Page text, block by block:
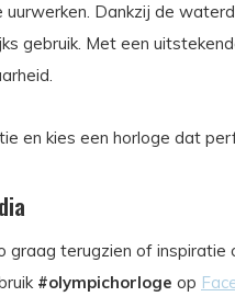
Dankzij de
gebruik. Met een
en kies een horloge dat
graag terugzien of inspiratie
#olympichorloge op